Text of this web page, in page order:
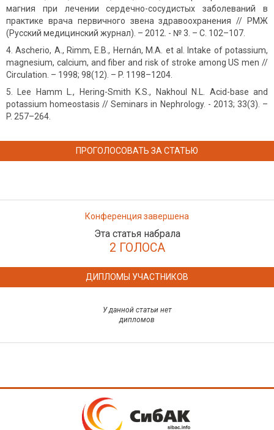
магния при лечении сердечно-сосудистых заболеваний в
практике врача первичного звена здравоохранения // РМЖ
(Русский медицинский журнал). – 2012. - № 3. – С. 102–107.
Ascherio, A., Rimm, E.B., Hernán, M.A. et al. Intake of potassium,
magnesium, calcium, and fiber and risk of stroke among US men //
Circulation. – 1998; 98(12). – P. 1198–1204.
Lee Hamm L., Hering-Smith K.S., Nakhoul N.L. Acid-base and
potassium homeostasis // Seminars in Nephrology. - 2013; 33(3). –
P. 257–264.
ПРОГОЛОСОВАТЬ ЗА СТАТЬЮ
Конференция завершена
Эта статья набрала
2 ГОЛОСА
ДИПЛОМЫ УЧАСТНИКОВ
У данной статьи нет
дипломов